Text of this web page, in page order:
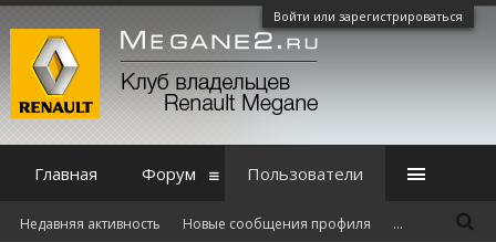
Войти или зарегистрироваться
Главная Форум Пользователи
Недавняя активность Новые сообщения профиля ...